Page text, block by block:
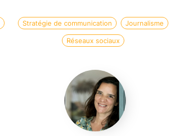
Stratégie de communication Journalisme
Réseaux sociaux
Myriam
La
Selve